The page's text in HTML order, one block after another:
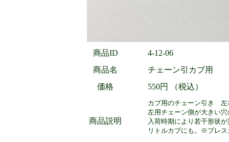
商品ID
4-12-06
商品名
チェーン引カブ用
価格
550円 （税込）
商品説明
カブ用のチェーン引き
左用チェーン側が大きい
入荷時期により若干形状
リトルカブにも。※プレス